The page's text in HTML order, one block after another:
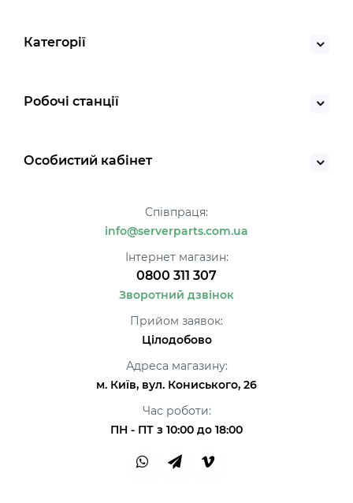
Категорії
Робочі станції
Особистий кабінет
Співпраця:
info@serverparts.com.ua
Інтернет магазин:
0800 311 307
Зворотний дзвінок
Прийом заявок:
Цілодобово
Адреса магазину:
м. Київ, вул. Кониського, 26
Час роботи:
ПН - ПТ з 10:00 до 18:00